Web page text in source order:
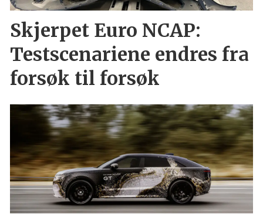
Skjerpet Euro NCAP:
Testscenariene endres fra
forsøk til forsøk